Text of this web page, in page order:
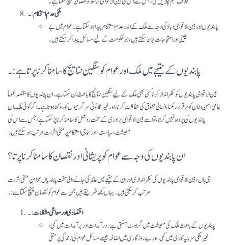
ملکی عدم استحکام:۔
پابندیوں اور بین الاقوامی دباؤ کی وجہ سے ملک کے اندر عدم استحکام پیدا ہو سکتا ہے۔ عوام میں بے
چینی اور احتجاجات بڑھ سکتے ہیں، جو حکومت کے لیے مسائل پیدا کر سکتے ہیں۔
پابندیوں کے نتیجے میں ملک اور عوام کو سنگین نتایج کا سامنا کرنا پرتا ہے:۔
بین الاقوامی پابندیوں کو نظر انداز کرنا کسی بھی ملک کے لیے سنگین نتائج کا باعث بن سکتا ہے۔ ان پابندیوں کا مقصد عموماً
عالمی امن و امان کو برقرار رکھنا، انسانی حقوق کی حفاظت کرنا، اور غیر قانونی سرگرمیوں کو روکنا ہوتا ہے۔ اگر کوئی ملک ان
پابندیوں کی پرواہ نہیں کرتا، تو اسے بین الاقوامی برادری کے سخت ردعمل کا سامنا کرنا پڑ سکتا ہے، جس سے اس کی
معیشت، سیاست، اور سماجی استحکام پر منفی اثرات مرتب ہو سکتے ہیں۔
ان پابندیوں کی وجہ سے عوام کو پریشانی اور نقصان کا سامنا کرنا پرتا؟
جی ہاں، بین الاقوامی پابندیوں کی نظراندازی اور ان کے نتیجے میں عائد کی جانے والی سخت پابندیاں عوام پر منفی اثرات
مرتب کر سکتی ہیں۔ یہاں کچھ طریقے ہیں جن سے عوام کو نقصان پہنچ سکتا ہے:۔
اقتصادی اور معاشی مشکلات:۔
پابندیوں کے باعث ملک کی معیشت میں گراوٹ آ سکتی ہے۔ درآمدات اور برآمدات میں کمی،
غیر ملکی سرمایہ کاری میں کمی، اور بے روزگاری میں اضافہ جیسے مسائل عوام کی زندگی پر منفی